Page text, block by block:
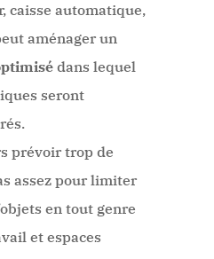
caisse automatique,
aménager un
dans lequel
seront
prévoir trop de
assez pour limiter
en tout genre
et espaces